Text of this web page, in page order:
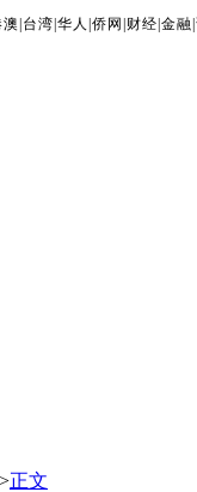
澳 台湾 |华人 |侨网 财经 |金融 |
>正文